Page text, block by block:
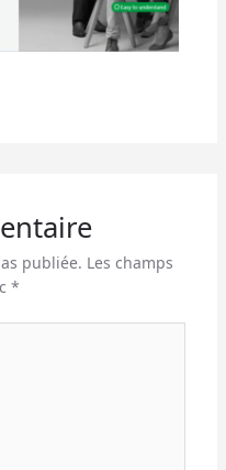
publiée. Les champs
*